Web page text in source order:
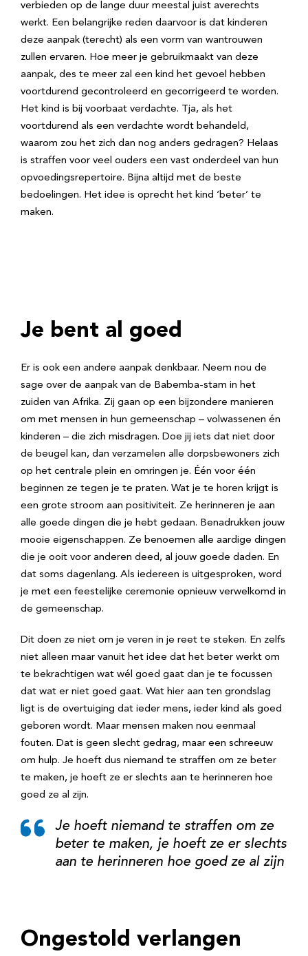
verbieden op de lange duur meestal juist averechts
werkt. Een belangrijke reden daarvoor is dat kinderen
deze aanpak (terecht) als een vorm van wantrouwen
zullen ervaren. Hoe meer je gebruikmaakt van deze
aanpak, des te meer zal een kind het gevoel hebben
voortdurend gecontroleerd en gecorrigeerd te worden.
Het kind is bij voorbaat verdachte. Tja, als het
voortdurend als een verdachte wordt behandeld,
waarom zou het zich dan nog anders gedragen? Helaas
is straffen voor veel ouders een vast onderdeel van hun
opvoedingsrepertoire. Bijna altijd met de beste
bedoelingen. Het idee is oprecht het kind ‘beter’ te
maken.
Je bent al goed
Er is ook een andere aanpak denkbaar. Neem nou de
sage over de aanpak van de Babemba-stam in het
zuiden van Afrika. Zij gaan op een bijzondere manieren
om met mensen in hun gemeenschap – volwassenen én
kinderen – die zich misdragen. Doe jij iets dat niet door
de beugel kan, dan verzamelen alle dorpsbewoners zich
op het centrale plein en omringen je. Één voor één
beginnen ze tegen je te praten. Wat je te horen krijgt is
een grote stroom aan positiviteit. Ze herinneren je aan
alle goede dingen die je hebt gedaan. Benadrukken jouw
mooie eigenschappen. Ze benoemen alle aardige dingen
die je ooit voor anderen deed, al jouw goede daden. En
dat soms dagenlang. Als iedereen is uitgesproken, word
je met een feestelijke ceremonie opnieuw verwelkomd in
de gemeenschap.
Dit doen ze niet om je veren in je reet te steken. En zelfs
niet alleen maar vanuit het idee dat het beter werkt om
te bekrachtigen wat wél goed gaat dan je te focussen
dat wat er niet goed gaat. Wat hier aan ten grondslag
ligt is de overtuiging dat ieder mens, ieder kind als goed
geboren wordt. Maar mensen maken nou eenmaal
fouten. Dat is geen slecht gedrag, maar een schreeuw
om hulp. Je hoeft dus niemand te straffen om ze beter
te maken, je hoeft ze er slechts aan te herinneren hoe
goed ze al zijn.
Je hoeft niemand te straffen om ze
beter te maken, je hoeft ze er slechts
aan te herinneren hoe goed ze al zijn
Ongestold verlangen